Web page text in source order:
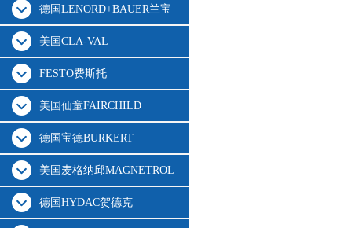
德国LENORD+BAUER兰宝
美国CLA-VAL
FESTO费斯托
美国仙童FAIRCHILD
德国宝德BURKERT
美国麦格纳邱MAGNETROL
德国HYDAC贺德克